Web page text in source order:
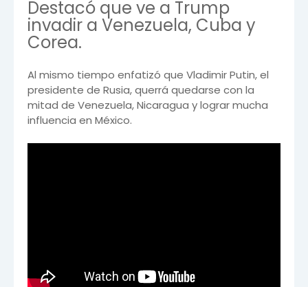
Destacó que ve a Trump
invadir a Venezuela, Cuba y
Corea.
Al mismo tiempo enfatizó que Vladimir Putin, el
presidente de Rusia, querrá quedarse con la
mitad de Venezuela, Nicaragua y lograr mucha
influencia en México.